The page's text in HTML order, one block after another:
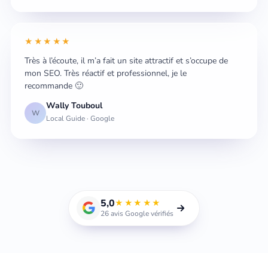
★★★★★
Très à l’écoute, il m’a fait un site attractif et s’occupe de
mon SEO. Très réactif et professionnel, je le
recommande 🙂
W
Wally Touboul
Local Guide · Google
5,0★★★★★
26 avis Google vérifiés